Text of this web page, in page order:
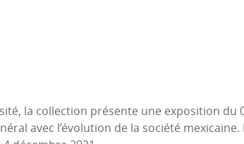
la collection présente une exposition du
avec l’évolution de la société